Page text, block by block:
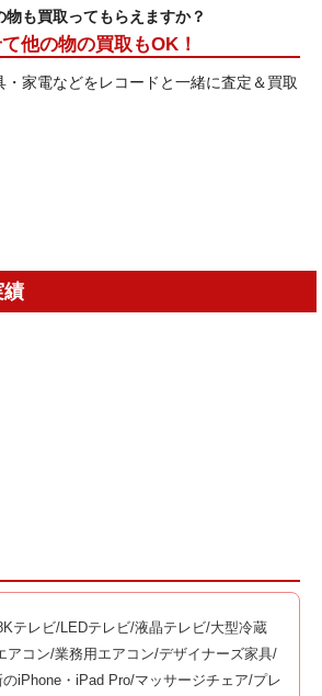
物も買取ってもらえますか？
他の物の買取もOK！
・家電などをレコードと一緒に査定＆買取
績
テレビ/LEDテレビ/液晶テレビ/大型冷蔵
アコン/業務用エアコン/デザイナーズ家具/
iPhone・iPad Pro/マッサージチェア/プレ